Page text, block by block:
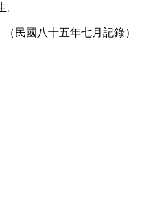
（民國八十五年七月記錄）